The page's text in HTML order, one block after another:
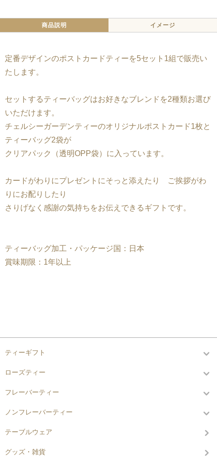
商品説明 イメージ
定番デザインのポストカードティーを5セット1組で販売い
たします。
セットするティーバッグはお好きなブレンドを2種類お選び
いただけます。
チェルシーガーデンティーのオリジナルポストカード1枚と
ティーバッグ2袋が
クリアパック（透明OPP袋）に入っています。
カードがわりにプレゼントにそっと添えたり ご挨拶がわ
りにお配りしたり
さりげなく感謝の気持ちをお伝えできるギフトです。
ティーバッグ加工・パッケージ国：日本
賞味期限：1年以上
ティーギフト
ローズティー
フレーバーティー
ノンフレーバーティー
テーブルウェア
グッズ・雑貨